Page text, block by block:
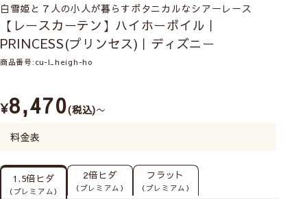
白雪姫と７人の小人が暮らすボタニカルなシアーレース
【レースカーテン】ハイホーボイル｜
PRINCESS(プリンセス)｜ディズニー
商品番号 cu-l_heigh-ho
¥8,470 税込 〜
料金表
1.5倍ヒダ
（プレミアム）
2倍ヒダ
（プレミアム）
フラット
（プレミアム）